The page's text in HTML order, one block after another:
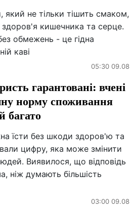
який не тільки тішить смаком,
здоров'я кишечника та серце.
обмежень - це гідна
каві
05:30 09.08
гарантовані: вчені
норму споживання
багато
їсти без шкоди здоров'ю та
цифру, яка може змінити
Виявилося, що відповідь
ніж думають більшість
03:00 09.08